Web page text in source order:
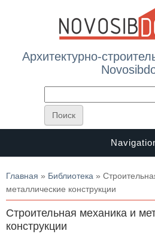
Архитектурно-
Вы здесь
Главная » Библиотека »
металлические конструкции
Строительная механика и
конструкции